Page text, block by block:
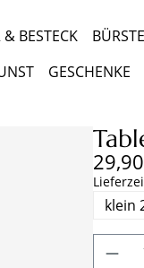
& BESTECK
GESCHENKE
klein